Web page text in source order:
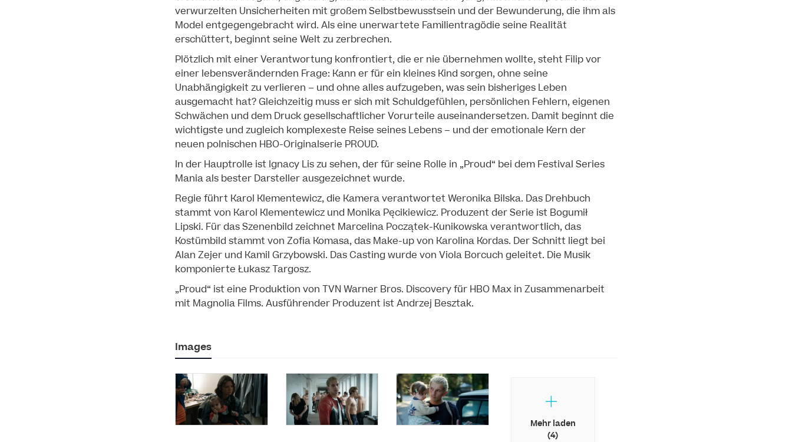
verwurzelten Unsicherheiten mit großem Selbstbewusstsein und der Bewunderung, die ihm als
Model entgegengebracht wird. Als eine unerwartete Familientragödie seine Realität
erschüttert, beginnt seine Welt zu zerbrechen.
Plötzlich mit einer Verantwortung konfrontiert, die er nie übernehmen wollte, steht Filip vor
einer lebensverändernden Frage: Kann er für ein kleines Kind sorgen, ohne seine
Unabhängigkeit zu verlieren – und ohne alles aufzugeben, was sein bisheriges Leben
ausgemacht hat? Gleichzeitig muss er sich mit Schuldgefühlen, persönlichen Fehlern, eigenen
Schwächen und dem Druck gesellschaftlicher Vorurteile auseinandersetzen. Damit beginnt die
wichtigste und zugleich komplexeste Reise seines Lebens – und der emotionale Kern der
neuen polnischen HBO-Originalserie PROUD.
In der Hauptrolle ist Ignacy Lis zu sehen, der für seine Rolle in „Proud“ bei dem Festival Series
Mania als bester Darsteller ausgezeichnet wurde.
Regie führt Karol Klementewicz, die Kamera verantwortet Weronika Bilska. Das Drehbuch
stammt von Karol Klementewicz und Monika Pęcikiewicz. Produzent der Serie ist Bogumił
Lipski. Für das Szenenbild zeichnet Marcelina Początek-Kunikowska verantwortlich, das
Kostümbild stammt von Zofia Komasa, das Make-up von Karolina Kordas. Der Schnitt liegt bei
Alan Zejer und Kamil Grzybowski. Das Casting wurde von Viola Borcuch geleitet. Die Musik
komponierte Łukasz Targosz.
„Proud“ ist eine Produktion von TVN Warner Bros. Discovery für HBO Max in Zusammenarbeit
mit Magnolia Films. Ausführender Produzent ist Andrzej Besztak.
Images
Mehr laden
(4)